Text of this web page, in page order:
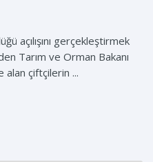
açılışını gerçekleştirmek
Tarım ve Orman Bakanı
alan çiftçilerin ...